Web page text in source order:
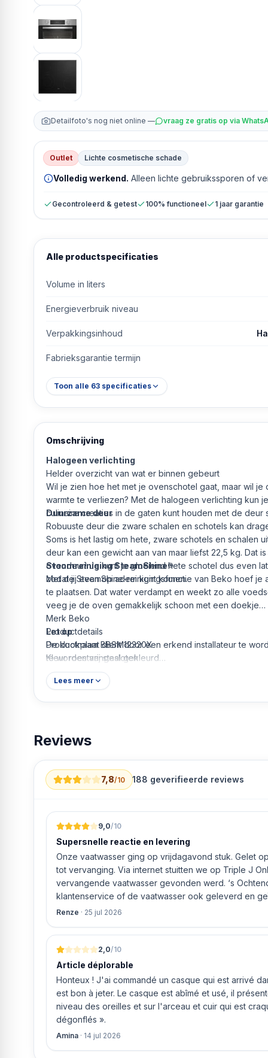
Detailfoto's nog niet online — vraag ze gratis op via
Outlet Lichte cosmetische schade
Volledig werkend. Alleen lichte gebruikssporen of
Gecontroleerd & getest 100% functioneel 1 jaar garantie
Alle productspecificaties
Volume in liters
Energieverbruik niveau
Verpakkingsinhoud
Fabrieksgarantie termijn
Toon alle 63 specificaties
Omschrijving
Halogeen verlichting
Helder overzicht van wat er binnen gebeurt
Wil je zien hoe het met je ovenschotel gaat, maar wil
warmte te verliezen? Met de halogeen verlichting kun
culinaire creaties in de gaten kunt houden met de deur
Duurzame deur
Robuuste deur die zware schalen en schotels kan
Soms is het lastig om hete, zware schotels en schalen
deur kan een gewicht aan van maar liefst 22,5 kg. Dat
ovendeur! Je kunt je gloeiend hete schotel dus even
zodat jij even op adem kunt komen.
Stoomreiniging SteamShine®
Met de SteamShine-reinigingsfunctie van Beko hoef
te plaatsen. Dat water verdampt en weekt zo alle
veeg je de oven gemakkelijk schoon met een doekje
Let op
De kookplaat dient door een erkend installateur te
te worden aangesloten
De oven heeft een normale stekker
Merk Beko
Productdetails
Productnaam BBSM12320X
Kleur roestvrij staal gekleurd
Modelnaam BBSM12320X
Energieverbruik bij conventionele werking in kWh 0,88
Energie-efficiëntieklasse A
WEEE-reg.nr. NL 97893725
Uitrusting kookplaat
Materiaal kookplaat Glas keramiek
Kader kookplaat Roestvrij stalen frame
Beveiligingsfuncties voor de kookplaat
Restwarmteweergave
Aantal kookzones 4
Diameter kookzones 14-16cm
Aantal braadzones 1
Diameter van braadzones 14/25cm
Diameter van zones met twee cirkels 12/21 cm
Oven
Oventype oven
Soorten verwarming
Ontdooien
Multidimensionaal koken
Circulerende lucht
Circulerende lucht grillen
Bedieningselementen van de oven Draaiknoppen
Lees meer
Reviews
7,8/10 188 geverifieerde reviews
9,0/10
Supersnelle reactie en levering
Onze vaatwasser ging op vrijdagavond stuk. Gelet
tot vervanging. Via internet stuitten we op Triple J
vervangende vaatwasser gevonden werd. ‘s Ochtends even gebeld met de
klantenservice of de vaatwasser ook geleverd en
bleek het geval tegen alleszins concurrente prijzen.
ging doen om ‘s middags nog te leveren. Het
uur werd de Neff vaatwasser geleverd en ver
Renze · 25 jul 2026
2,0/10
Article déplorable
Honteux ! J'ai commandé un casque qui est arrivé
est bon à jeter. Le casque est abîmé et usé, il
niveau des oreilles et sur l'arceau et cuir qui est
dégonflés ».
Amina · 14 jul 2026